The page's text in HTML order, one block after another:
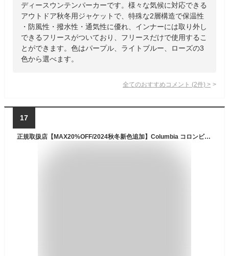
ディースウンテンパーカーです。様々な気候に対応できる
アウトドア秋冬用ジャケットで、特殊な2層構造で保温性
・防風性・撥水性・通気性に優れ、インナーには取り外し
できるフリースがついており、フリースだけで使用するこ
とができます。色はパープル、ライトブルー、ローズの3
色から選べます。
全てのおすすめコメント (2件) >
17
正規取扱店【MAX20%OFF/2024秋冬新色追加】Columbia コロンビア ジャケット ロマビスタ スタンドネック Loma Vista Stand Neck Jacket ジャケット フリース ジャケット メンズ レディース アウター ブルゾン アウトドア XS S M L XL XXL 長袖 上着 人気 定番 XSXM5673